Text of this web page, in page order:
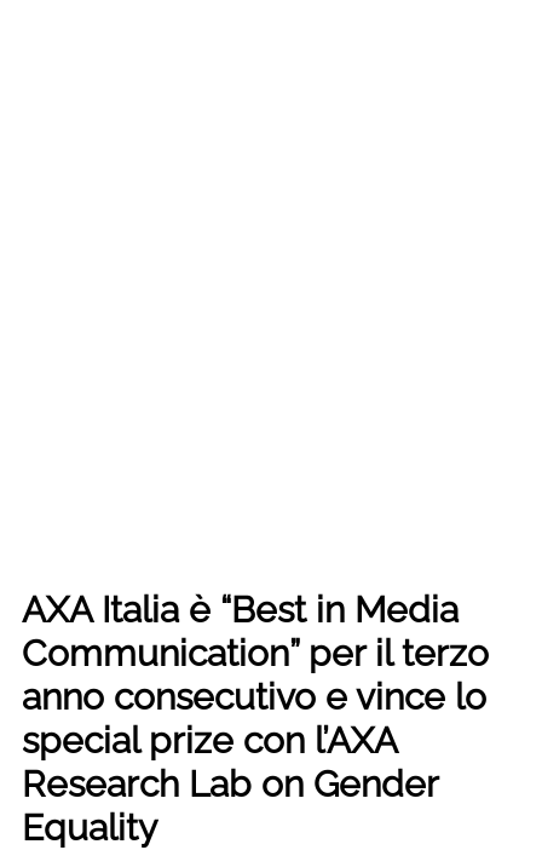
AXA Italia è “Best in Media
Communication” per il terzo
anno consecutivo e vince lo
special prize con l’AXA
Research Lab on Gender
Equality